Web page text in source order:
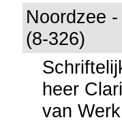
Noordzee
(8-326)
heer
van